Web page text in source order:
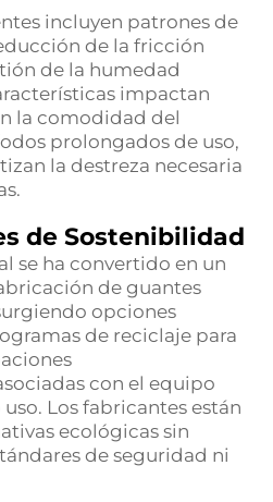
incluyen patrones de
de la fricción
de la humedad
impactan
la comodidad del
prolongados de uso,
la destreza necesaria
de Sostenibilidad
se ha convertido en un
de guantes
opciones
de reciclaje para
con el equipo
Los fabricantes están
ecológicas sin
de seguridad ni